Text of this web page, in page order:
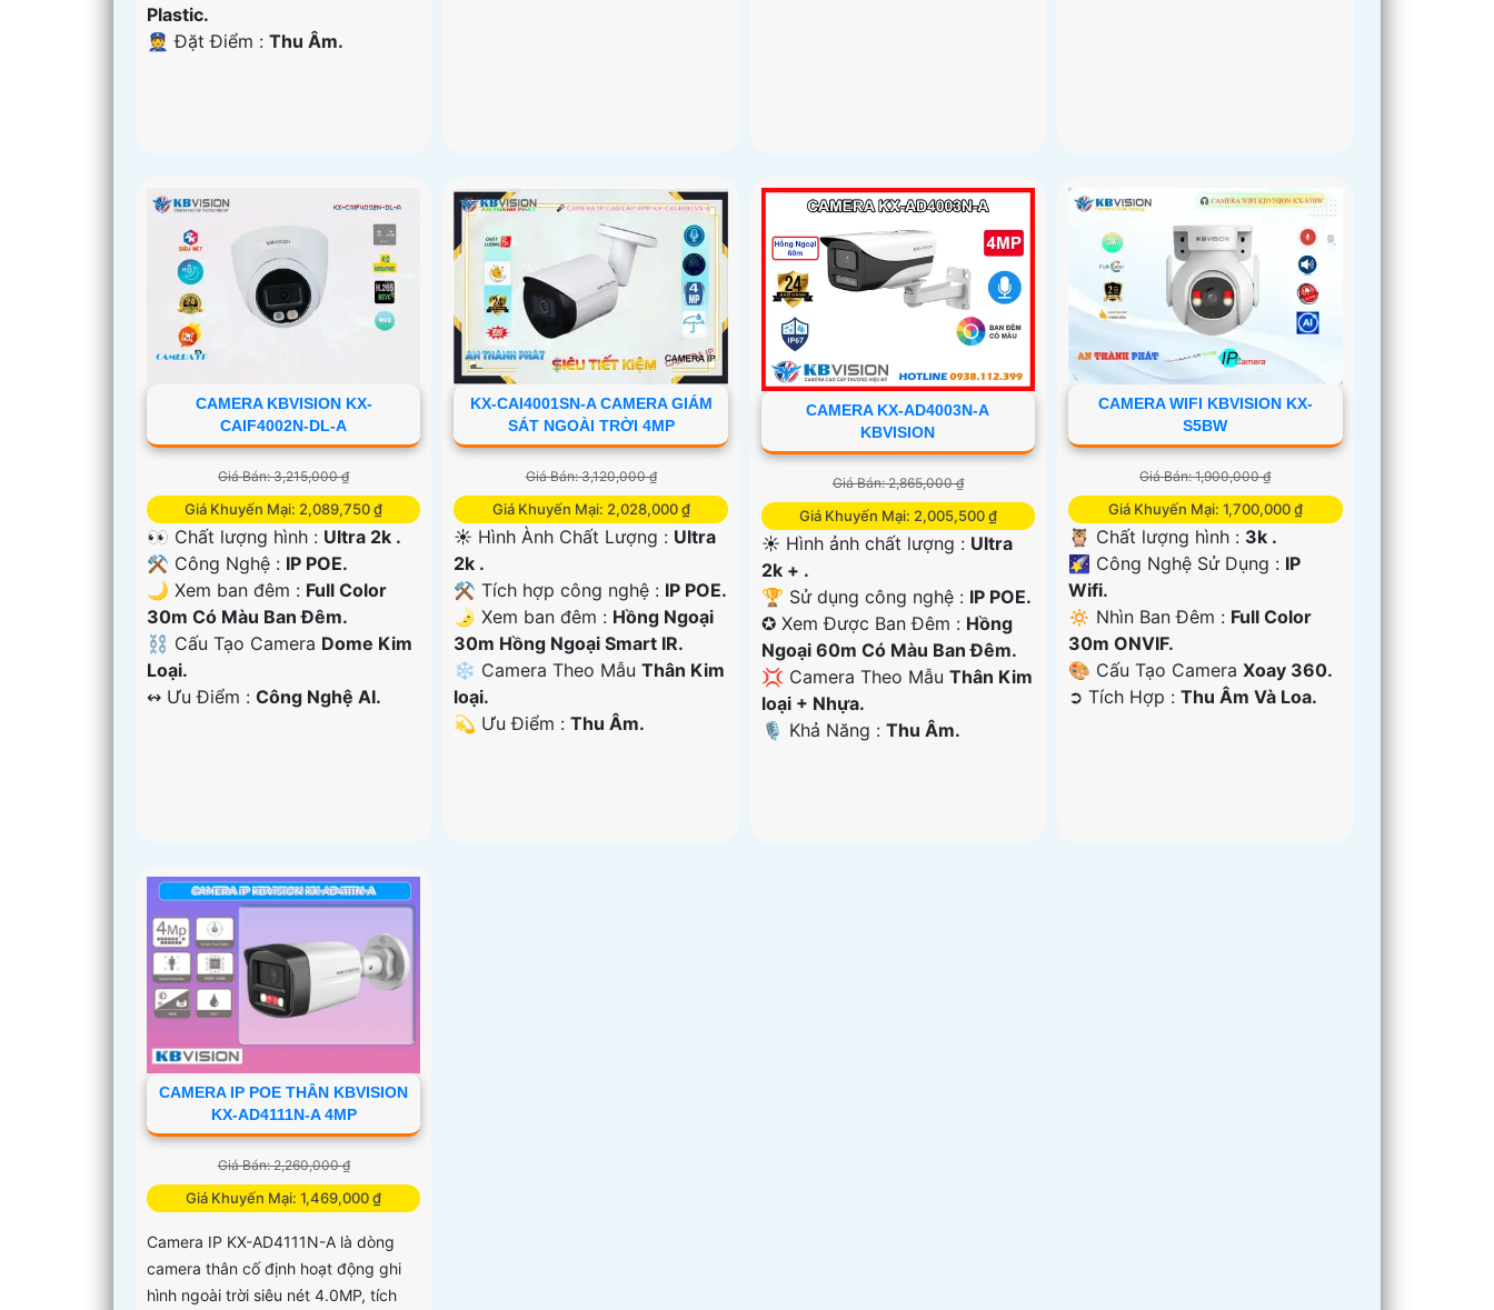
Plastic.
️👮 Đặt Điểm : Thu Âm.
CAMERA KBVISION KX-
CAIF4002N-DL-A
Giá Bán: 3,215,000 ₫
Giá Khuyến Mại: 2,089,750 ₫
👀 Chất lượng hình : Ultra 2k .
⚒ Công Nghệ : IP POE.
🌙 Xem ban đêm : Full Color
30m Có Màu Ban Đêm.
⛓ Cấu Tạo Camera Dome Kim
Loại.
️↭ Ưu Điểm : Công Nghệ AI.
KX-CAI4001SN-A CAMERA GIÁM
SÁT NGOÀI TRỜI 4MP
Giá Bán: 3,120,000 ₫
Giá Khuyến Mại: 2,028,000 ₫
☀️ Hình Ành Chất Lượng : Ultra
2k .
⚒ Tích hợp công nghệ : IP POE.
🌛 Xem ban đêm : Hồng Ngoại
30m Hồng Ngoại Smart IR.
❄ Camera Theo MẫuThân Kim
loại.
️💫 Ưu Điểm :Thu Âm.
CAMERA KX-AD4003N-A
KBVISION
Giá Bán: 2,865,000 ₫
Giá Khuyến Mại: 2,005,500 ₫
☀️ Hình ảnh chất lượng : Ultra
2k + .
🏆 Sử dụng công nghệ : IP POE.
✪ Xem Được Ban Đêm : Hồng
Ngoại 60m Có Màu Ban Ðêm.
💢 Camera Theo Mẫu Thân Kim
loại + Nhựa.
️🎙 Khả Năng : Thu Âm.
CAMERA WIFI KBVISION KX-
S5BW
Giá Bán: 1,900,000 ₫
Giá Khuyến Mại: 1,700,000 ₫
🦉 Chất lượng hình : 3k .
🌠 Công Nghệ Sử Dụng : IP
Wifi.
🔅 Nhìn Ban Đêm : Full Color
30m ONVIF.
🎨 Cấu Tạo CameraXoay 360.
️➲ Tích Hợp :Thu Âm Và Loa.
CAMERA IP POE THÂN KBVISION
KX-AD4111N-A 4MP
Giá Bán: 2,260,000 ₫
Giá Khuyến Mại: 1,469,000 ₫
Camera IP KX-AD4111N-A là dòng
camera thân cố định hoạt động ghi
hình ngoài trời siêu nét 4.0MP, tích